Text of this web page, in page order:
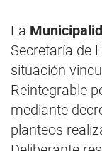
La
Secretaría de
situación
Reintegrable
mediante
planteos